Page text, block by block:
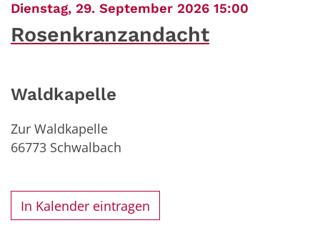
Dienstag, 29. September 2026 15:00
Rosenkranzandacht
Waldkapelle
Zur Waldkapelle
66773 Schwalbach
In Kalender eintragen